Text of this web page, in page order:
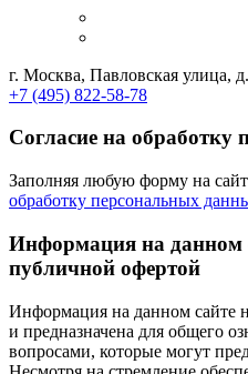
г. Москва, Павловская улица,
+7 (495) 822-58-78
Согласие на
Заполняя любую форму на
обработку персональных
Информация на данном
публичной офертой
Информация на данном сайте
и предназначена для общего
вопросами, которые могут